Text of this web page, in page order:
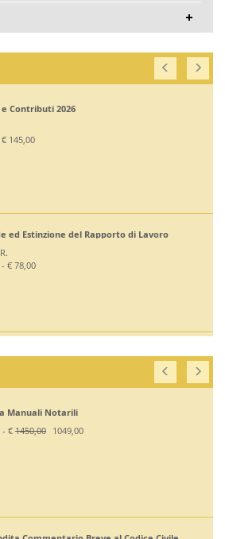
e Contributi 2026
145,00
ed Estinzione del Rapporto di Lavoro
€ 78,00